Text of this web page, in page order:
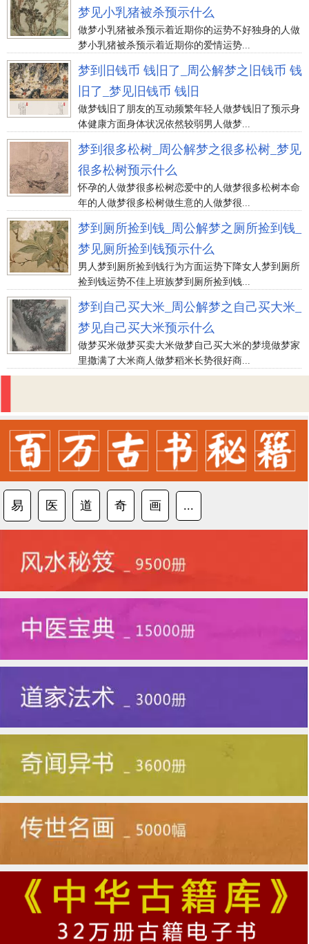
梦见小乳猪被杀预示什么
做梦小乳猪被杀预示着近期你的运势不好独身的人做
梦小乳猪被杀预示着近期你的爱情运势...
梦到旧钱币 钱旧了_周公解梦之旧钱币 钱
旧了_梦见旧钱币 钱旧
做梦钱旧了朋友的互动频繁年轻人做梦钱旧了预示身
体健康方面身体状况依然较弱男人做梦...
梦到很多松树_周公解梦之很多松树_梦见
很多松树预示什么
怀孕的人做梦很多松树恋爱中的人做梦很多松树本命
年的人做梦很多松树做生意的人做梦很...
梦到厕所捡到钱_周公解梦之厕所捡到钱_
梦见厕所捡到钱预示什么
男人梦到厕所捡到钱行为方面运势下降女人梦到厕所
捡到钱运势不佳上班族梦到厕所捡到钱...
梦到自己买大米_周公解梦之自己买大米_
梦见自己买大米预示什么
做梦买米做梦买卖大米做梦自己买大米的梦境做梦家
里撒满了大米商人做梦稻米长势很好商...
易 医 道 奇 画 ...